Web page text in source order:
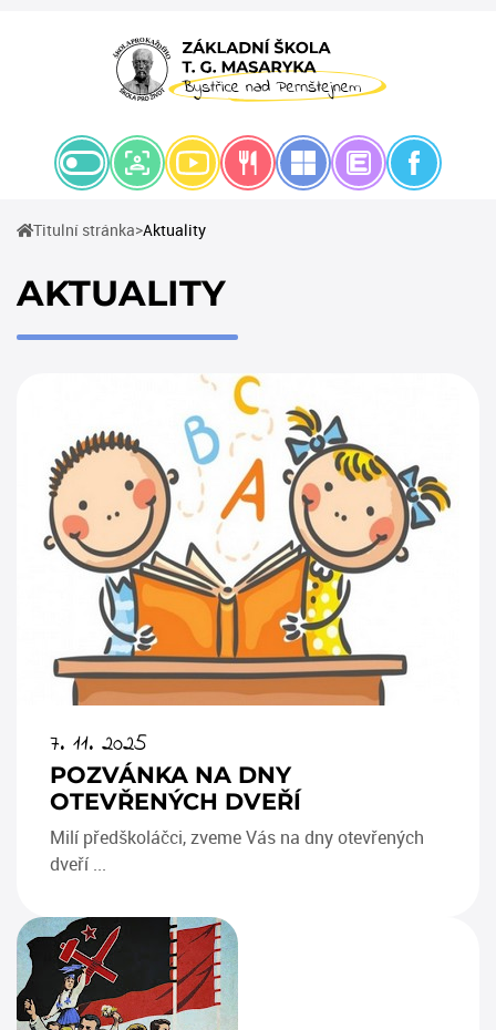
Titulní stránka(current)
Aktuality
AKTUALITY
7. 11. 2025
POZVÁNKA NA DNY
OTEVŘENÝCH DVEŘÍ
Milí předškoláčci, zveme Vás na dny otevřených
dveří ...